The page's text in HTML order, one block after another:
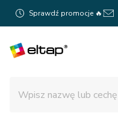
Sprawdź promocje 🔥